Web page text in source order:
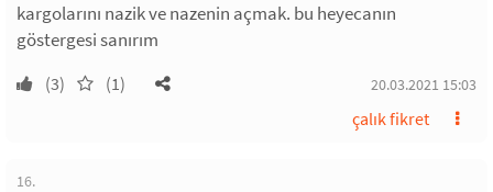
kargolarını nazik ve nazenin açmak. bu heyecanın
göstergesi sanırım
(3) (1) 20.03.2021 15:03
çalık fikret
16.